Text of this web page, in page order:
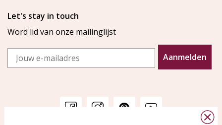
Let's stay in touch
Word lid van onze mailinglijst
Email
Aanmelden